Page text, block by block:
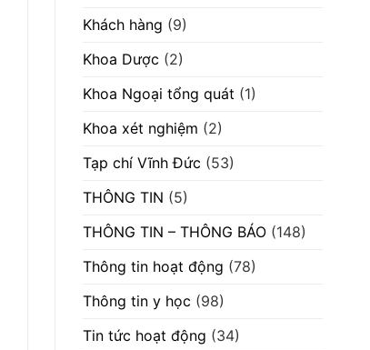
Khách hàng (9)
Khoa Dược (2)
Khoa Ngoại tổng quát (1)
Khoa xét nghiệm (2)
Tạp chí Vĩnh Đức (53)
THÔNG TIN (5)
THÔNG TIN – THÔNG BÁO (148)
Thông tin hoạt động (78)
Thông tin y học (98)
Tin tức hoạt động (34)